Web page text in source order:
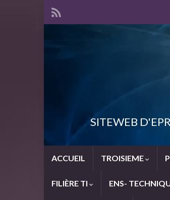
SITEWEB
ACCUEIL TROISIEME
FILIÈRE TI ENS-